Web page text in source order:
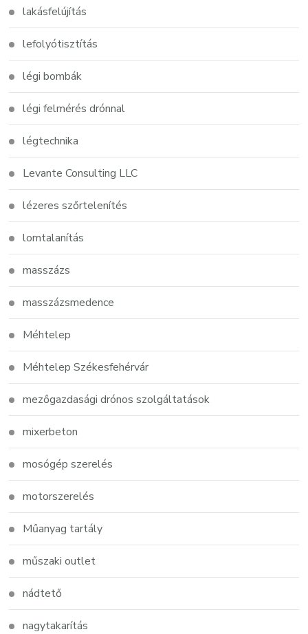
lakásfelújítás
lefolyótisztítás
légi bombák
légi felmérés drónnal
légtechnika
Levante Consulting LLC
lézeres szőrtelenítés
lomtalanítás
masszázs
masszázsmedence
Méhtelep
Méhtelep Székesfehérvár
mezőgazdasági drónos szolgáltatások
mixerbeton
mosógép szerelés
motorszerelés
Műanyag tartály
műszaki outlet
nádtető
nagytakarítás